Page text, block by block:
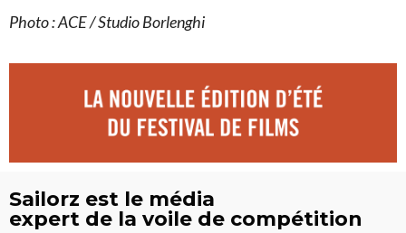
Photo : ACE / Studio Borlenghi
Sailorz est le média
expert de la voile de compétition